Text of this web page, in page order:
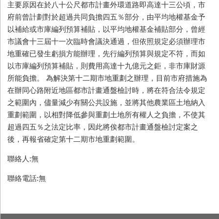
主要原因在於八十公尺都市計畫外環道路即高達十三公頃，市
府前曾計劃對於超過共同負擔四五％部分，由平均地權基金予
以補給或市庫編列預算補貼，以平均地權基金補貼部分，曾經
市議會十三屆十一次臨時會議決通過，但依照規定必須辦理市
地重確已發生虧損方能辦理，先行編列預算與規定不符，而如
以市庫編列預算補貼，則費用高達十九億元之鉅，非市庫財源
所能負擔。 為解決第十二期市地重劃之辦理，目前市府措施為
在辦同心路附近地區都市計畫通盤檢討時，將在符合法令規定
之範圍內，儘量減少有關公共設施，並將其他農業區土地納入
重劃範圍，以相對降低參與重劃土地所有權人之負擔，不使其
超過四五％之法定比率，因此將俟都市計畫通盤檢討定案之
後，再報省確定第十二期市地重劃範圍。
聯絡人:無
聯絡電話:無